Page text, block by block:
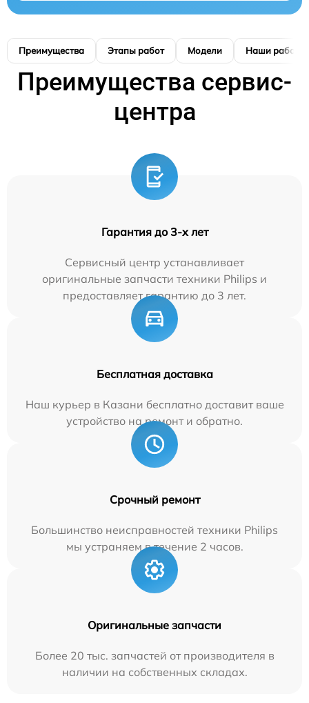
Преимущества Этапы работ Модели Наши работы
Преимущества сервис-
центра
Гарантия до 3-х лет
Сервисный центр устанавливает
оригинальные запчасти техники Philips и
предоставляет гарантию до 3 лет.
Бесплатная доставка
Наш курьер в Казани бесплатно доставит ваше
устройство на ремонт и обратно.
Срочный ремонт
Большинство неисправностей техники Philips
мы устраняем в течение 2 часов.
Оригинальные запчасти
Более 20 тыс. запчастей от производителя в
наличии на собственных складах.